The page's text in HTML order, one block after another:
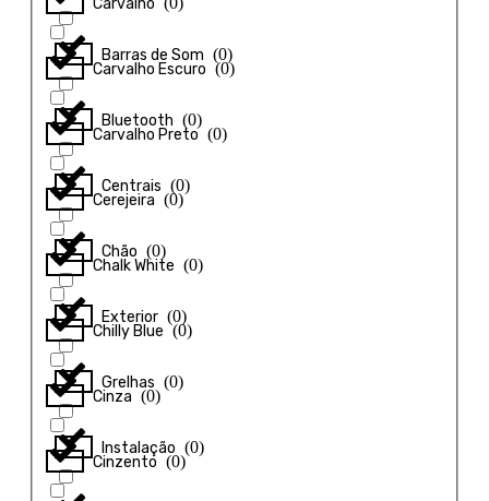
Barras de Som (0)
Bluetooth (0)
Centrais (0)
Chão (0)
Exterior (0)
Grelhas (0)
Instalação (0)
Carvalho Escuro (0)
Carvalho Preto (0)
Cerejeira (0)
Chalk White (0)
Chilly Blue (0)
Cinza (0)
Cinzento (0)